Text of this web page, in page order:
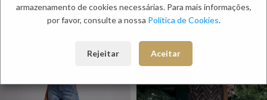
NOVO
armazenamento de cookies necessárias. Para mais informações,
por favor, consulte a nossa Política de Cookies.
Rejeitar Aceitar